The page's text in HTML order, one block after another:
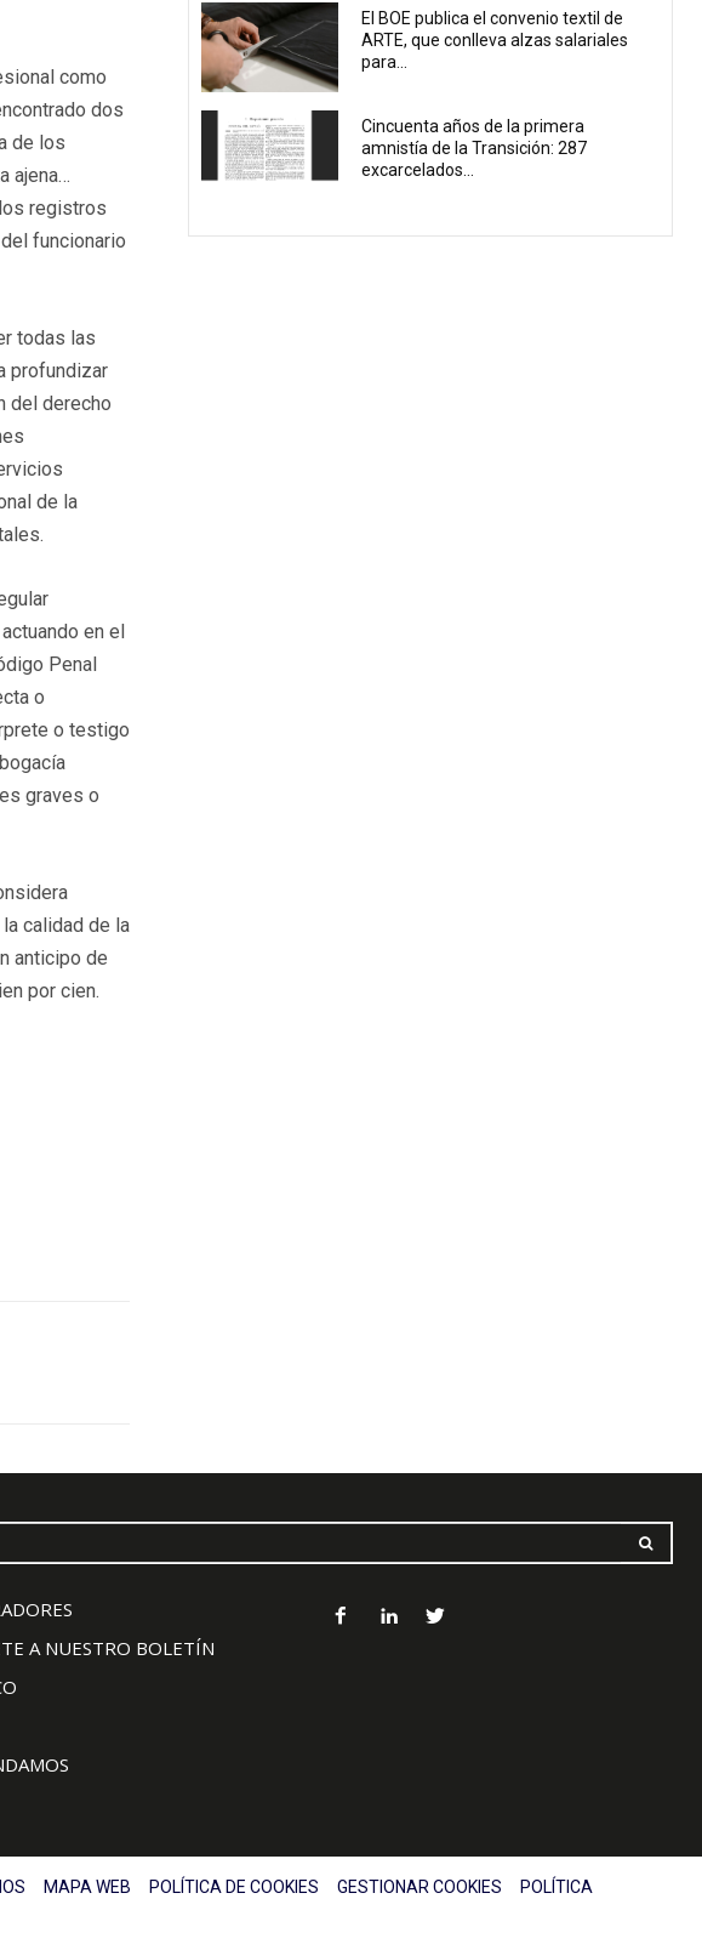
como
dos
de los
ajena…
registros
funcionario
todas las
profundizar
del derecho
de la
en el
Penal
o
o testigo
graves o
calidad de la
anticipo de
por cien.
El BOE publica el convenio textil de
ARTE, que conlleva alzas salariales
para...
Cincuenta años de la primera
amnistía de la Transición: 287
excarcelados...
A NUESTRO BOLETÍN
MAPA WEB POLÍTICA DE COOKIES GESTIONAR COOKIES
POLÍTICA